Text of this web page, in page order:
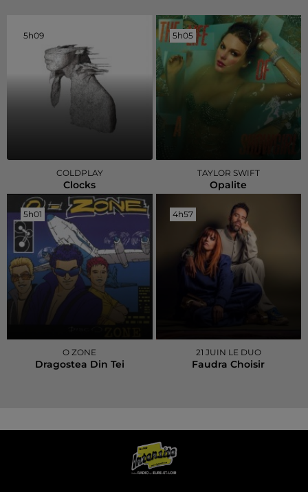
5h09
5h09
COLDPLAY
Clocks
5h05
5h05
TAYLOR SWIFT
Opalite
5h01
5h01
O ZONE
Dragostea Din Tei
4h57
4h57
21 JUIN LE DUO
Faudra Choisir